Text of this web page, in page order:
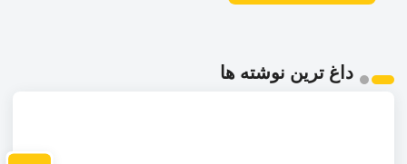
داغ ترین نوشته ها